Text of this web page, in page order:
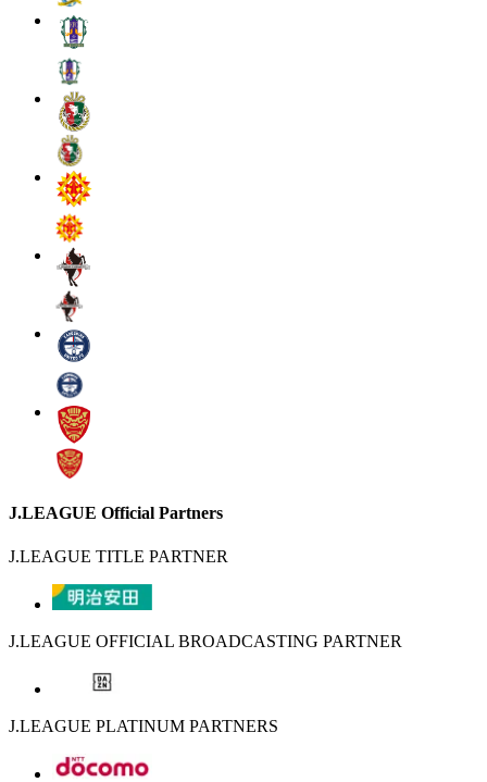
J.LEAGUE Official Partners
J.LEAGUE TITLE PARTNER
J.LEAGUE OFFICIAL BROADCASTING PARTNER
J.LEAGUE PLATINUM PARTNERS